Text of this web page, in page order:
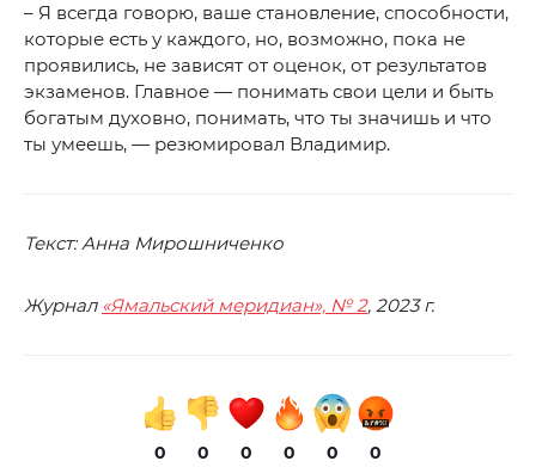
– Я всегда говорю, ваше становление, способности,
которые есть у каждого, но, возможно, пока не
проявились, не зависят от оценок, от результатов
экзаменов. Главное — понимать свои цели и быть
богатым духовно, понимать, что ты значишь и что
ты умеешь, — резюмировал Владимир.
Текст: Анна Мирошниченко
Журнал «Ямальский меридиан», № 2, 2023 г.
0 0 0 0 0 0